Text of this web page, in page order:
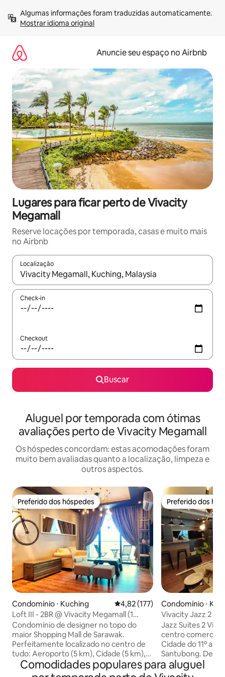
para
Mostrar idioma original
Anuncie seu espaço no Airbnb
Lugares para ficar perto de Vivacity
Megamall
Reserve locações por temporada, casas e muito mais
no Airbnb
Localização
Quando os resultados estiverem disponíveis, explore-os
Check-in
Checkout
Buscar
Aluguel por temporada com ótimas
avaliações perto de Vivacity Megamall
Os hóspedes concordam: estas acomodações foram
muito bem avaliadas quanto a localização, limpeza e
outros aspectos.
Preferido dos hóspedes
Preferido dos hóspedes
Condomínio ⋅ Kuching 4,82 de uma avaliação média de
4,82 (177)
Loft III - 2BR @ Vivacity Megamall (1
estacionamento gratuito)
Condomínio de designer no topo do
maior Shopping Mall de Sarawak.
Perfeitamente localizado no centro de
tudo: Aeroporto (5 km), Cidade (5 km),
Universidade de Swinburne (2 km),
Shopping Spring (2 km), Terminal de
Preferido dos
Preferido dos
Condomínio ⋅
Vivacity Jazz 2
Jazz Suites 2
centro comercial
Cidade do 11º
Santubong. Destaque da unidade. 1.
Purificador de
Lavanderia 3. Roupa de cama
Comodidades populares para aluguel